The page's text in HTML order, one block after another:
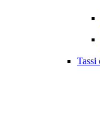
Tassi